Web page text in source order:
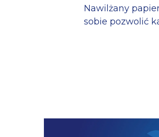
Nawilżany
sobie pozwolić